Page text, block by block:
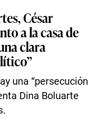
César
a la casa de
clara
una “persecución
Dina Boluarte